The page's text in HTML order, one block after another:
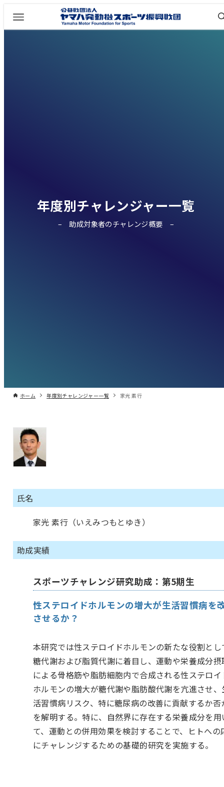
年度別チャレンジャー一覧
助成対象者のチャレンジ概要
ホーム 年度別チャレンジャー一覧 家光 素行
氏名
家光 素行（いえみつもとゆき）
助成実績
スポーツチャレンジ研究助成：第5期生
性ステロイドホルモンの増大が生活習慣病を
させるか？
本研究では性ステロイドホルモンの新たな役割とし
糖代謝および脂質代謝に着目し、運動や栄養成分摂
による骨格筋や脂肪細胞内で合成される性ステロイ
ホルモンの増大が糖代謝や脂肪酸代謝を亢進させ、
活習慣病リスク、特に糖尿病の改善に貢献するか否
を解明する。特に、自然界に存在する栄養成分を用
て、運動との併用効果を検討することで、ヒトへの
にチャレンジするための基礎的研究を実施する。